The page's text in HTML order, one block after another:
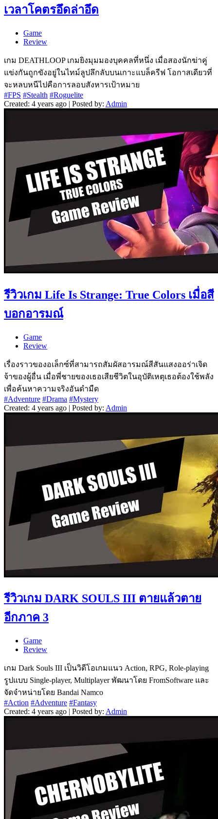
เวลาโคตรอึดล่าอึด
Game
Review
เกม DEATHLOOP เกมยิงมุมมองบุคคลที่หนึ่ง เมื่อสองนักฆ่าคู่
แข่งกันถูกขังอยู่ในไทม์ลูปลึกลับบนเกาะแบล็ครีฟ โอกาสเดียวที่
จะหลบหนีไปคือการลอบสังหารเป้าหมาย
#FPS #Stealth #Roguelite
Created: 4 years ago | Posted by: Admin
รีวิวเกม Life Is Strange: True Colors เมื่อสี
บอกอารมณ์
Game
Review
เรื่องราวของอเล็กซ์ที่สามารถสัมผัสอารมณ์สีสันแสงออร่าเจิด
จ้าของผู้อื่น เมื่อพี่ชายของเธอเสียชีวิตในอุบัติเหตุเธอต้องใช้พลัง
เพื่อค้นหาความจริงอันดำมืด
#Adventure #Drama #Mystery
Created: 4 years ago | Posted by: Admin
รีวิวเกม DARK SOULS III ตายแล้วตาย
อีกภาค 3
Game
Review
เกม Dark Souls III เป็นวิดีโอเกมแนว Action, RPG, Role-playing
รูปแบบ Single-player, Multiplayer พัฒนาโดย FromSoftware และ
จัดจำหน่ายโดย Bandai Namco
#Action #Adventure #Fantasy
Created: 4 years ago | Posted by: Admin